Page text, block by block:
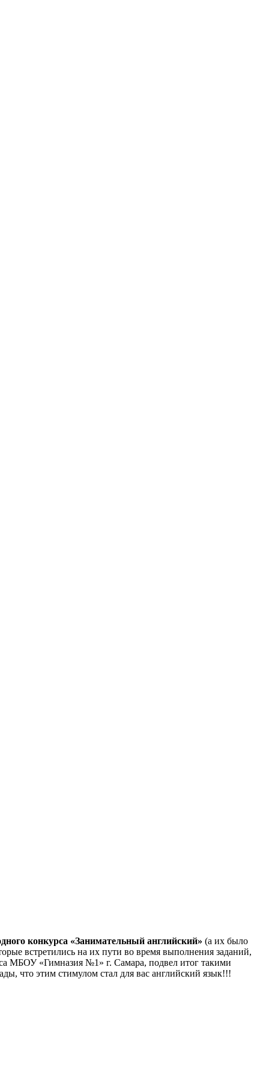
конкурса «Занимательный английский» (а их было
встретились на их пути во время выполнения заданий,
МБОУ «Гимназия №1» г. Самара, подвел итог такими
что этим стимулом стал для вас английский язык!!!